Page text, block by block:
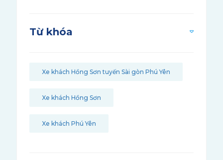
Từ khóa
Xe khách Hồng Sơn tuyến Sài gòn Phú Yên
Xe khách Hồng Sơn
Xe khách Phú Yên